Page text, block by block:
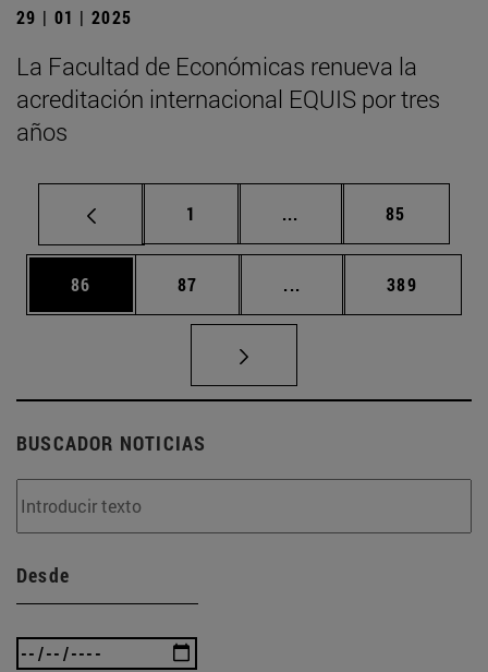
29 | 01 | 2025
La Facultad de Económicas renueva la
acreditación internacional EQUIS por tres
años
Página
1 ... Páginas intermedias
Página
85
Página
86 Página
87 ... Páginas intermedias
Página
389
BUSCADOR NOTICIAS
Desde